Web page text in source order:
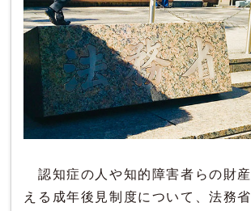
認知症の人や知的障害者らの財
える成年後見制度について、法務